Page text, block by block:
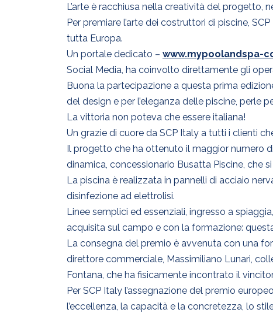
L’arte è racchiusa nella creatività del progetto,
Per premiare l’arte dei costruttori di piscine,
tutta Europa.
Un portale dedicato – www.mypoolandspa-
Social Media, ha coinvolto direttamente gli
Buona la partecipazione a questa prima
del design e per l’eleganza delle piscine,
La vittoria non poteva che essere italiana!
Un grazie di cuore da SCP Italy a tutti i clienti
Il progetto che ha ottenuto il maggior numero
dinamica, concessionario Busatta Piscine, che
La piscina è realizzata in pannelli di acciaio
disinfezione ad elettrolisi.
Linee semplici ed essenziali, ingresso a
acquisita sul campo e con la formazione:
La consegna del premio è avvenuta con una
direttore commerciale, Massimiliano Lunari,
Fontana, che ha fisicamente incontrato il
Per SCP Italy l’assegnazione del premio
l’eccellenza, la capacità e la concretezza, lo